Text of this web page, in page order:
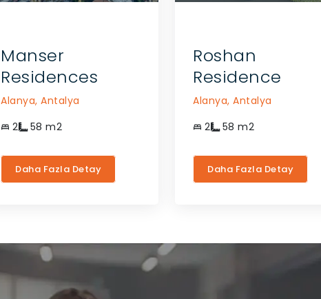
Manser
Residences
Alanya, Antalya
2
58 m2
Daha Fazla Detay
Roshan
Residence
Alanya, Antalya
2
58 m2
Daha Fazla Detay